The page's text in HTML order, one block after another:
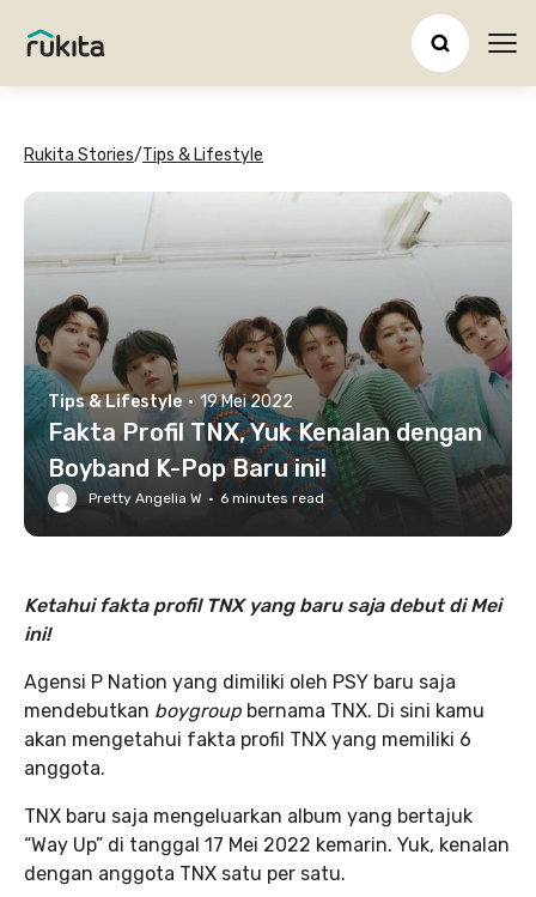
Rukita Stories/Tips & Lifestyle
Tips & Lifestyle · 19 Mei 2022
Fakta Profil TNX, Yuk Kenalan dengan
Boyband K-Pop Baru ini!
Pretty Angelia W · 6 minutes read
Ketahui fakta profil TNX yang baru saja debut di Mei
ini!
Agensi P Nation yang dimiliki oleh PSY baru saja
mendebutkan boygroup bernama TNX. Di sini kamu
akan mengetahui fakta profil TNX yang memiliki 6
anggota.
TNX baru saja mengeluarkan album yang bertajuk
“Way Up” di tanggal 17 Mei 2022 kemarin. Yuk, kenalan
dengan anggota TNX satu per satu.